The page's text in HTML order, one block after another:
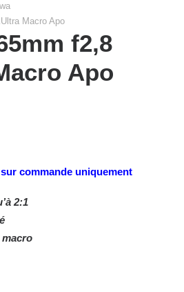
Macro Apo
f2,8
Apo
commande uniquement
2:1
macro